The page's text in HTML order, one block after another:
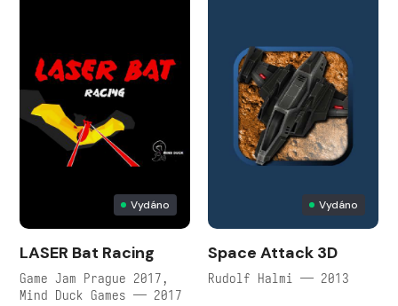
Vydáno
LASER Bat Racing
Game Jam Prague 2017,
Mind Duck Games — 2017
Vydáno
Space Attack 3D
Rudolf Halmi — 2013